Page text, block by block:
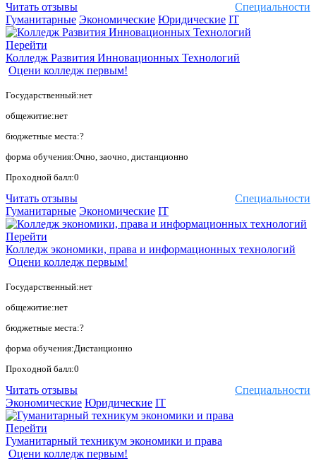
Специальности
Читать отзывы
Гуманитарные Экономические Юридические IT
Перейти
Колледж Развития Инновационных Технологий
Оцени колледж первым!
Государственный:нет
общежитие:нет
бюджетные места:?
форма обучения:Очно, заочно, дистанционно
Проходной балл:0
Специальности
Читать отзывы
Гуманитарные Экономические IT
Перейти
Колледж экономики, права и информационных технологий
Оцени колледж первым!
Государственный:нет
общежитие:нет
бюджетные места:?
форма обучения:Дистанционно
Проходной балл:0
Специальности
Читать отзывы
Экономические Юридические IT
Перейти
Гуманитарный техникум экономики и права
Оцени колледж первым!